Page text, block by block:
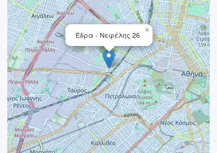
Έδρα - Νεφέλης 26
×